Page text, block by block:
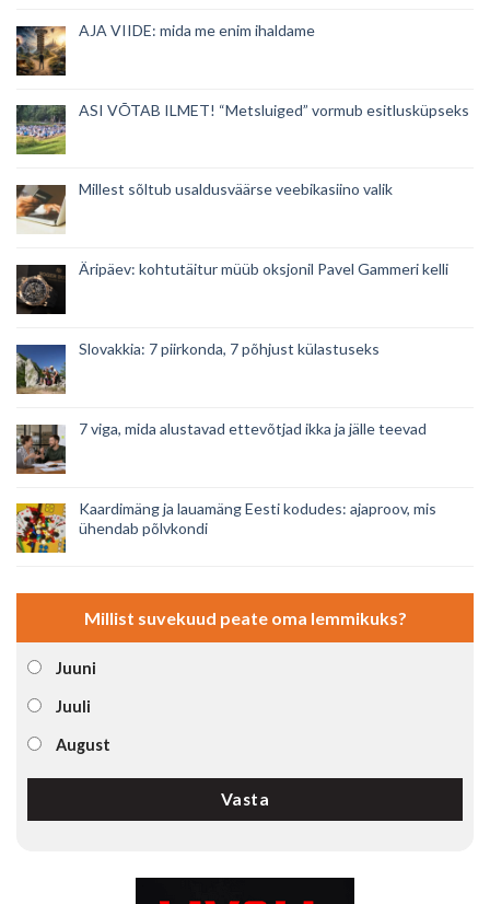
AJA VIIDE: mida me enim ihaldame
ASI VÕTAB ILMET! “Metsluiged” vormub esitlusküpseks
Millest sõltub usaldusväärse veebikasiino valik
Äripäev: kohtutäitur müüb oksjonil Pavel Gammeri kelli
Slovakkia: 7 piirkonda, 7 põhjust külastuseks
7 viga, mida alustavad ettevõtjad ikka ja jälle teevad
Kaardimäng ja lauamäng Eesti kodudes: ajaproov, mis
ühendab põlvkondi
Millist suvekuud peate oma lemmikuks?
Juuni
Juuli
August